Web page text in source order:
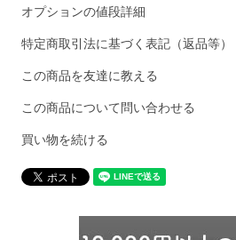
オプションの値段詳細
特定商取引法に基づく表記（返品等）
この商品を友達に教える
この商品について問い合わせる
買い物を続ける